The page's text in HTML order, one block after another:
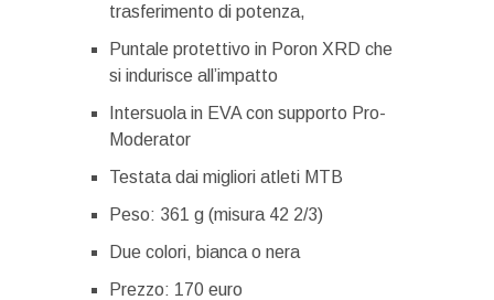
trasferimento di potenza,
Puntale protettivo in Poron XRD che
si indurisce all’impatto
Intersuola in EVA con supporto Pro-
Moderator
Testata dai migliori atleti MTB
Peso: 361 g (misura 42 2/3)
Due colori, bianca o nera
Prezzo: 170 euro